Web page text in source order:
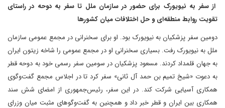
از سفر به نیویورک برای حضور در سازمان ملل تا سفر به دوحه در راستای
تقویت روابط منطقه‌ای و حل اختلافات میان کشورها
دومین سفر پزشکیان به نیویورک بود. او برای سخنرانی در مجمع عمومی سازمان
ملل به نیویورک رفت. بسیاری سخنرانی او در مجمع عمومی را شاخه زیتون ایران
به جهان قلمداد کردند. مسعود پزشکیان در سومین سفر رسمی خود به دوحه قطر
به دعوت «شیخ تمیم بن حمد آل ثانی» سفر کرد تا در اجلاس مجمع گفت‌وگوی
همکاری آسیایی شرکت کند. در این سفر، رئیس‌جمهوری از امضای شش سند
همکاری بین ایران و قطر خبر داد و همچنین به گفت‌وگوهای مثبت میان وزرای